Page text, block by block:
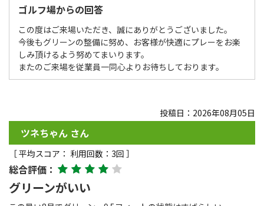
ゴルフ場からの回答
この度はご来場いただき、誠にありがとうございました。
今後もグリーンの整備に努め、お客様が快適にプレーをお楽
しみ頂けるよう努めてまいります。
またのご来場を従業員一同心よりお待ちしております。
ツネちゃん さん
［ 平均スコア： 利用回数：3回 ］
投稿日：2026年08月05日
総合評価：
グリーンがいい